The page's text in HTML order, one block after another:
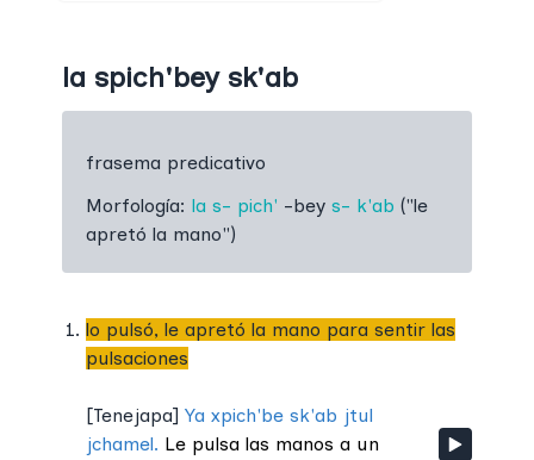
la spich'bey sk'ab
frasema predicativo
Morfología: la s- pich' -bey s- k'ab ("le
apretó la mano")
lo pulsó, le apretó la mano para sentir las
pulsaciones
[Tenejapa] Ya xpich'be sk'ab jtul
jchamel. Le pulsa las manos a un